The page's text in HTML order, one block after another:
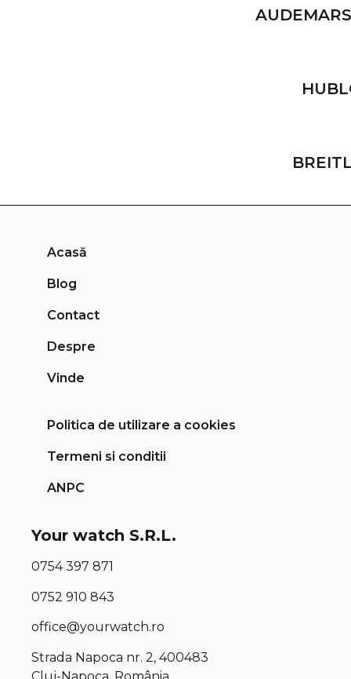
Acasă
Blog
Contact
Despre
Vinde
Politica de utilizare a cookies
Termeni si conditii
ANPC
Your watch S.R.L.
0754 397 871
0752 910 843
office@yourwatch.ro
Strada Napoca nr. 2, 400483
Cluj-Napoca, România